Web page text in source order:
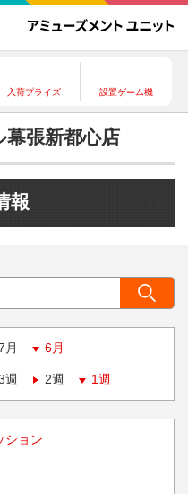
入荷プライズ 設置ゲーム機
張新都心店
報
月 6月
週 2週 1週
ション